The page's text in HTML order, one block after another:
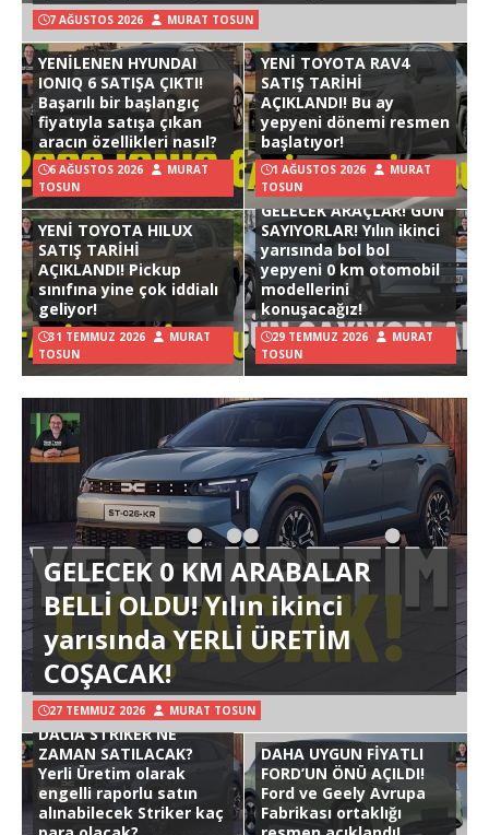
7 AĞUSTOS 2026 MURAT TOSUN
YENİLENEN HYUNDAI
IONIQ 6 SATIŞA ÇIKTI!
Başarılı bir başlangıç
fiyatıyla satışa çıkan
aracın özellikleri nasıl?
6 AĞUSTOS 2026
MURAT
TOSUN
YENİ TOYOTA RAV4
SATIŞ TARİHİ
AÇIKLANDI! Bu ay
yepyeni dönemi resmen
başlatıyor!
1 AĞUSTOS 2026
MURAT
TOSUN
YENİ TOYOTA HILUX
SATIŞ TARİHİ
AÇIKLANDI! Pickup
sınıfına yine çok iddialı
geliyor!
31 TEMMUZ 2026
MURAT
TOSUN
GELECEK ARAÇLAR! GÜN
SAYIYORLAR! Yılın ikinci
yarısında bol bol
yepyeni 0 km otomobil
modellerini
konuşacağız!
29 TEMMUZ 2026
MURAT
TOSUN
GELECEK 0 KM ARABALAR
BELLİ OLDU! Yılın ikinci
yarısında YERLİ ÜRETİM
COŞACAK!
27 TEMMUZ 2026 MURAT TOSUN
DACIA STRIKER NE
ZAMAN SATILACAK?
Yerli Üretim olarak
engelli raporlu satın
alınabilecek Striker kaç
DAHA UYGUN FİYATLI
FORD’UN ÖNÜ AÇILDI!
Ford ve Geely Avrupa
Fabrikası ortaklığı